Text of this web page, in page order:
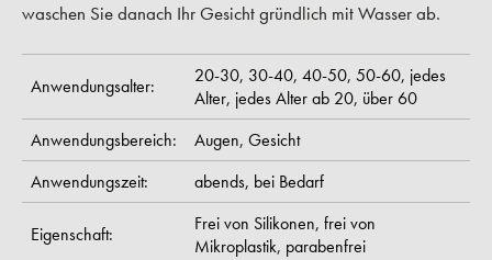
waschen Sie danach Ihr Gesicht gründlich mit Wasser ab.
Anwendungsalter: 20-30, 30-40, 40-50, 50-60, jedes
Alter, jedes Alter ab 20, über 60
Anwendungsbereich:
Augen, Gesicht
Anwendungszeit:
abends, bei Bedarf
Eigenschaft: Frei von Silikonen, frei von
Mikroplastik, parabenfrei